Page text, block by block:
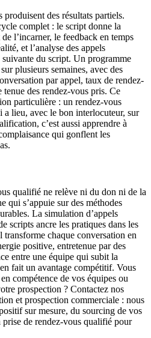
produisent des résultats partiels.
complet : le script donne la
l’incarner, le feedback en temps
et l’analyse des appels
du script. Un programme
plusieurs semaines, avec des
par appel, taux de rendez-
des rendez-vous pris. Ce
particulière : un rendez-vous
lieu, avec le bon interlocuteur, sur
c’est aussi apprendre à
qui gonflent les
qualifié ne relève ni du don ni de la
qui s’appuie sur des méthodes
La simulation d’appels
scripts ancre les pratiques dans les
transforme chaque conversation en
positive, entretenue par des
entre une équipe qui subit la
fait un avantage compétitif. Vous
compétence de vos équipes ou
prospection ? Contactez nos
et prospection commerciale : nous
sur mesure, du sourcing de vos
de rendez-vous qualifié pour